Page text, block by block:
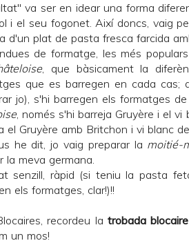
va ser en idear una forma
i el seu fogonet. Així doncs, vaig
d'un plat de pasta fresca farcida
de formatge, les més
, que bàsicament la
que es barregen en cada cas;
jo), s'hi barregen els formatges
, només s'hi barreja Gruyère i el vi
el Gruyère amb Britchon i vi blanc
he dit, jo vaig preparar la moitié-
la meva germana.
senzill, ràpid (si teniu la pasta
els formatges, clar!)!!
recordeu la trobada
un mos!